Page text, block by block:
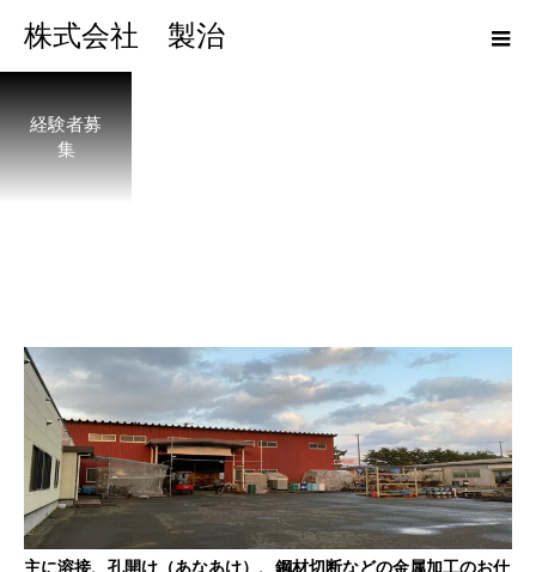
株式会社 製治
経験者募
集
主に溶接、孔開け（あなあけ）、鋼材切断などの金属加工のお仕